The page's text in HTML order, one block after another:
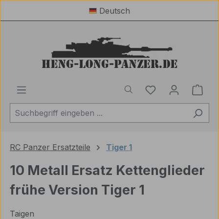
Zum Hauptinhalt springenDeutsch
Du hast 0
RC Panzer Ersatzteile Tiger 1
10 Metall Ersatz Kettenglieder
frühe Version Tiger 1
Taigen